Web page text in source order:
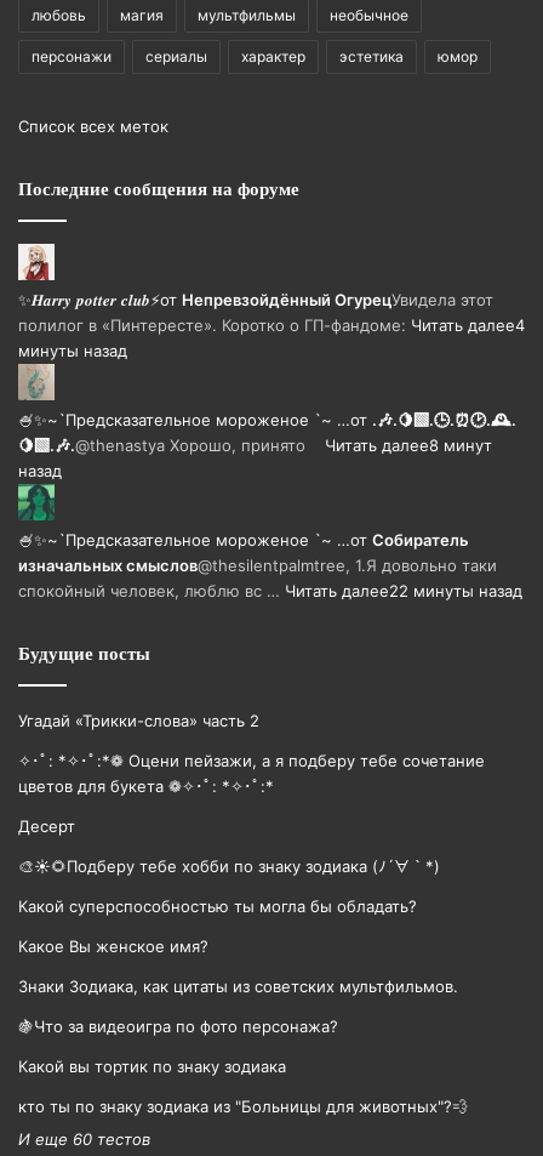
любовь магия мультфильмы необычное
персонажи сериалы характер эстетика юмор
Список всех меток
Последние сообщения на форуме
✨𝑯𝒂𝒓𝒓𝒚 𝒑𝒐𝒕𝒕𝒆𝒓 𝒄𝒍𝒖𝒃⚡от Непревзойдëнный ОгурецУвидела этот
полилог в «Пинтересте». Коротко о ГП-фандоме: Читать далее4
минуты назад
🍧✨~`Предсказательное мороженое `~ …от .🎶.🍋‍🟩.🕒.⏰🕑.🕰️.
🍋‍🟩.🎶.@thenastya Хорошо, принято Читать далее8 минут
назад
🍧✨~`Предсказательное мороженое `~ …от Собиратель
изначальных смыслов@thesilentpalmtree, 1.Я довольно таки
спокойный человек, люблю вс … Читать далее22 минуты назад
Будущие посты
Угадай «Трикки-слова» часть 2
✧･ﾟ: *✧･ﾟ:*❁ Оцени пейзажи, а я подберу тебе сочетание
цветов для букета ❁✧･ﾟ: *✧･ﾟ:*
Десерт
🎨☀🌻Подберу тебе хобби по знаку зодиака (ﾉ´∀｀*)
Какой суперспособностью ты могла бы обладать?
Какое Вы женское имя?
Знаки Зодиака, как цитаты из советских мультфильмов.
🍇Что за видеоигра по фото персонажа?
Какой вы тортик по знаку зодиака
кто ты по знаку зодиака из "Больницы для животных"?💨
И еще 60 тестов